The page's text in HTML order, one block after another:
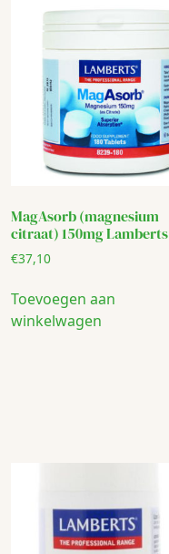
MagAsorb (magnesium
citraat) 150mg Lamberts
€37,10
Toevoegen aan
winkelwagen